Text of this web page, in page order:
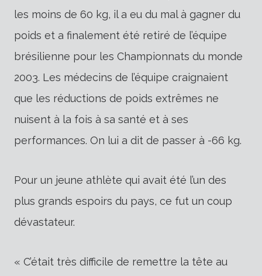
les moins de 60 kg, il a eu du mal à gagner du
poids et a finalement été retiré de l’équipe
brésilienne pour les Championnats du monde
2003. Les médecins de l’équipe craignaient
que les réductions de poids extrêmes ne
nuisent à la fois à sa santé et à ses
performances. On lui a dit de passer à -66 kg.
Pour un jeune athlète qui avait été l’un des
plus grands espoirs du pays, ce fut un coup
dévastateur.
« C’était très difficile de remettre la tête au